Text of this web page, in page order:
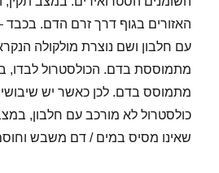
האזורים בגוף דרך זרם הדם.
עם חלבון ושם נוצרת מולקולה
מתמוססת בדם. הכולסטרול לבדו,
מתמוסס בדם. לכן כאשר יש
כולסטרול לא מורכב עם חלבון,
שאינו מסיס במים / דם משבש